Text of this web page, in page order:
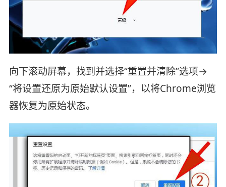
向下滚动屏幕，找到并选择“重置并清除”选项→
“将设置还原为原始默认设置”，以将Chrome浏览
器恢复为原始状态。